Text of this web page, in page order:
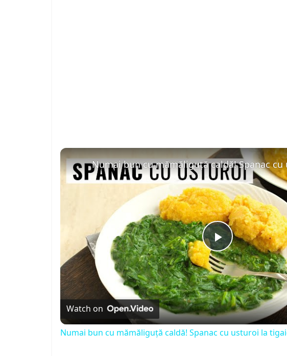
P
l
a
Watch on
Numai bun cu mămăliguță caldă! Spanac cu usturoi la